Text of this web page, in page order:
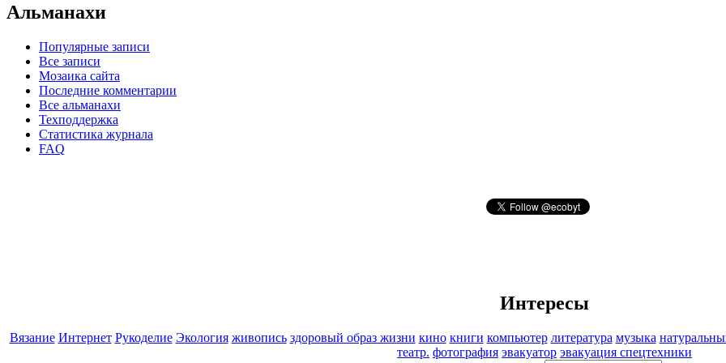
Альманахи
Популярные записи
Все записи
Мозаика сайта
Последние комментарии
Все альманахи
Техподдержка
Статистика журнала
FAQ
Интересы
Вязание Интернет Рукоделие Экология живопись здоровый образ жизни кино книги компьютер литература музыка
театр. фотография эвакуатор эвакуация спецтехники